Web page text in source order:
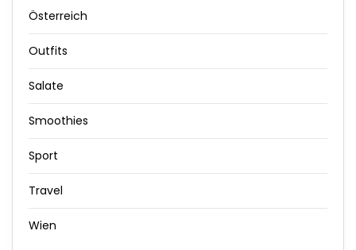
Österreich
Outfits
Salate
Smoothies
Sport
Travel
Wien